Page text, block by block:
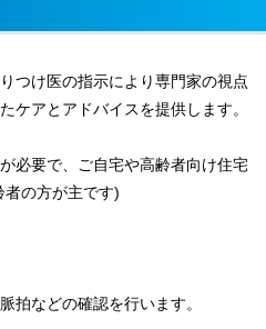
つけ医の指示により専門家の視点
ケアとアドバイスを提供します。
必要で、ご自宅や高齢者向け住宅
者の方が主です)
拍などの確認を行います。